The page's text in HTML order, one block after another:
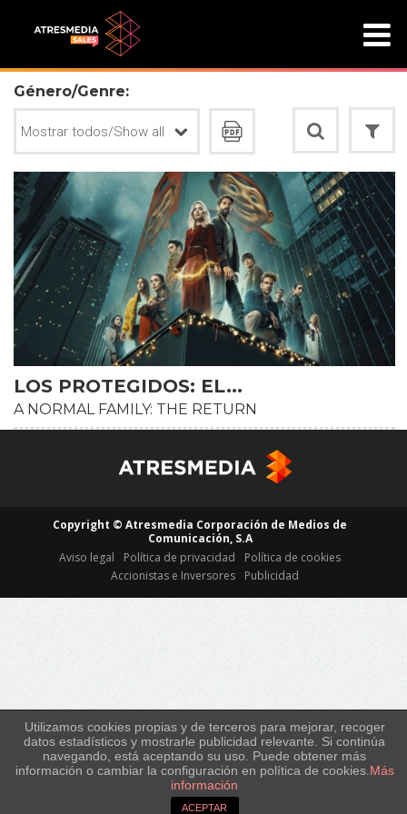
Género/Genre:
LOS PROTEGIDOS: EL...
A NORMAL FAMILY: THE RETURN
Copyright © Atresmedia Corporación de Medios de
Comunicación, S.A
Aviso legal
Política de privacidad
Política de cookies
Accionistas e Inversores
Publicidad
Utilizamos cookies propias y de terceros para mejorar, recoger
datos estadísticos y mostrarle publicidad relevante. Si continúa
navegando, está aceptando su uso. Puede obtener más
información o cambiar la configuración en política de cookies. Más
información
ACEPTAR